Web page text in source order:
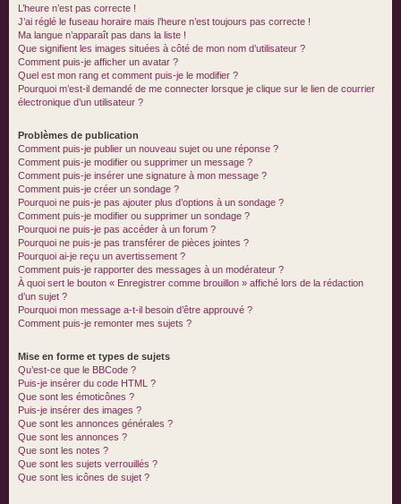
L’heure n’est pas correcte !
J’ai réglé le fuseau horaire mais l’heure n’est toujours pas correcte !
Ma langue n’apparaît pas dans la liste !
Que signifient les images situées à côté de mon nom d’utilisateur ?
Comment puis-je afficher un avatar ?
Quel est mon rang et comment puis-je le modifier ?
Pourquoi m’est-il demandé de me connecter lorsque je clique sur le lien de courrier
électronique d’un utilisateur ?
Problèmes de publication
Comment puis-je publier un nouveau sujet ou une réponse ?
Comment puis-je modifier ou supprimer un message ?
Comment puis-je insérer une signature à mon message ?
Comment puis-je créer un sondage ?
Pourquoi ne puis-je pas ajouter plus d’options à un sondage ?
Comment puis-je modifier ou supprimer un sondage ?
Pourquoi ne puis-je pas accéder à un forum ?
Pourquoi ne puis-je pas transférer de pièces jointes ?
Pourquoi ai-je reçu un avertissement ?
Comment puis-je rapporter des messages à un modérateur ?
À quoi sert le bouton « Enregistrer comme brouillon » affiché lors de la rédaction
d’un sujet ?
Pourquoi mon message a-t-il besoin d’être approuvé ?
Comment puis-je remonter mes sujets ?
Mise en forme et types de sujets
Qu’est-ce que le BBCode ?
Puis-je insérer du code HTML ?
Que sont les émoticônes ?
Puis-je insérer des images ?
Que sont les annonces générales ?
Que sont les annonces ?
Que sont les notes ?
Que sont les sujets verrouillés ?
Que sont les icônes de sujet ?